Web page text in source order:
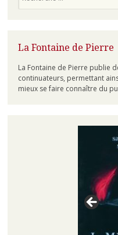
La Fontaine de Pierre
La Fontaine de Pierre publie
continuateurs, permettant
mieux se faire connaître du